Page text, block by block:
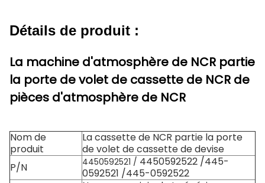
Détails de produit :
La machine d'atmosphère de NCR partie
la porte de volet de cassette de NCR de
pièces d'atmosphère de NCR
Nom de
produit
La cassette de NCR partie la porte
de volet de cassette de devise
P/N
4450592521 / 4450592522 /445-
0592521 /445-0592522